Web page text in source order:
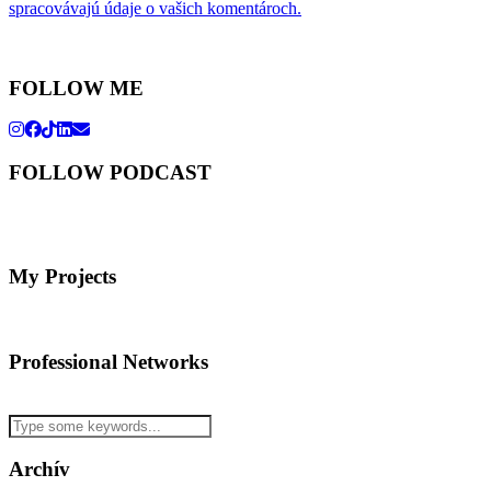
spracovávajú údaje o vašich komentároch.
FOLLOW ME
FOLLOW PODCAST
My Projects
Professional Networks
Archív